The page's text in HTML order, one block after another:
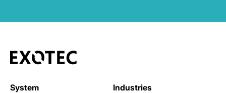
System
Industries